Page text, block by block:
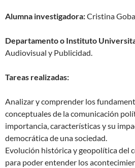
Alumna investigadora:Cristina
Departamento o Instituto
Audiovisual y Publicidad.
Tareas realizadas:
Analizar y comprender los
conceptuales de la comunicación
importancia, características y su
democrática de una sociedad.
Evolución histórica y geopolítica del
para poder entender los